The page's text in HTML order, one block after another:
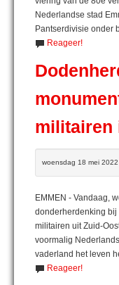
Nederlandse stad
Pantserdivisie onder
Reageer!
militairen
woensdag 18 mei
EMMEN - Vandaag,
donderherdenking bij
militairen uit Zuid-
voormalig
vaderland het leven
Reageer!